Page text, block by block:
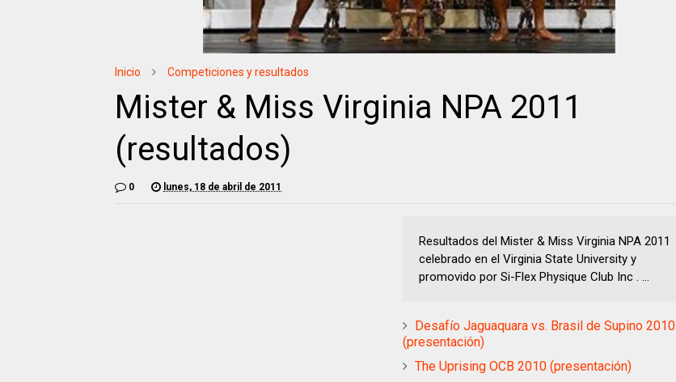
Inicio Competiciones y resultados
Mister & Miss Virginia NPA 2011
(resultados)
0 lunes, 18 de abril de 2011
Resultados del Mister & Miss Virginia NPA 2011
celebrado en el Virginia State University y
promovido por Si-Flex Physique Club Inc . ...
Desafío Jaguaquara vs. Brasil de Supino 2010
(presentación)
The Uprising OCB 2010 (presentación)